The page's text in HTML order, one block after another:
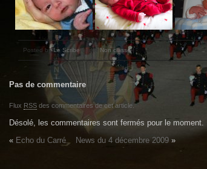
Posted byLe ScribeunderNon classé|
Pas de commentaire
Flux RSS des commentaires de cet article.
Désolé, les commentaires sont fermés pour le moment.
« Echo du Carré News du 4 décembre 2009 »